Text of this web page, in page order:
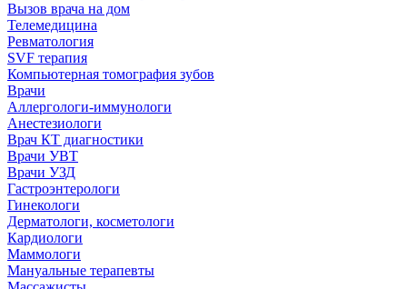
Вызов врача на дом
Телемедицина
Ревматология
SVF терапия
Компьютерная томография зубов
Врачи
Аллергологи-иммунологи
Анестезиологи
Врач КТ диагностики
Врачи УВТ
Врачи УЗД
Гастроэнтерологи
Гинекологи
Дерматологи, косметологи
Кардиологи
Маммологи
Мануальные терапевты